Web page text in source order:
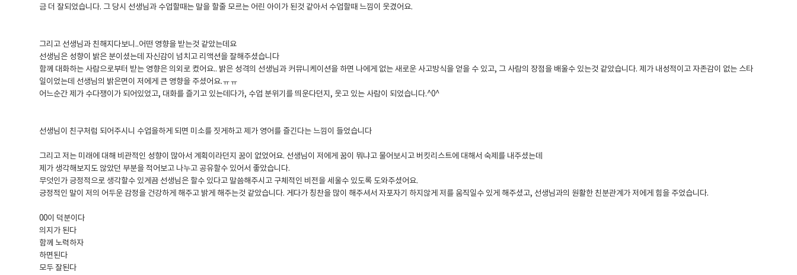
금 더 잘되었습니다. 그 당시 선생님과 수업할때는 말을 할줄 모르는 어린 아이가 된것 같아서 수업할때 느낌이 웃겼어요.
그리고 선생님과 친해지다보니..어떤 영향을 받는것 같았는데요
선생님은 성향이 밝은 분이셨는데 자신감이 넘치고 리액션을 잘해주셨습니다
함께 대화하는 사람으로부터 받는 영향은 의외로 컸어요.. 밝은 성격의 선생님과 커뮤니케이션을 하면 나에게 없는 새로운 사고방식을 얻을 수 있고, 그 사람의 장점을 배울수 있는것 같았습니다. 제가 내성적이고 자존감이 없는 스타
일이었는데 선생님의 밝은면이 저에게 큰 영향을 주셨어요.ㅠㅠ
어느순간 제가 수다쟁이가 되어있었고, 대화를 즐기고 있는데다가, 수업 분위기를 띄운다던지, 웃고 있는 사람이 되었습니다.^0^
선생님이 친구처럼 되어주시니 수업을하게 되면 미소를 짓게하고 제가 영어를 즐긴다는 느낌이 들었습니다
그리고 저는 미래에 대해 비관적인 성향이 많아서 계획이라던지 꿈이 없었어요. 선생님이 저에게 꿈이 뭐냐고 물어보시고 버킷리스트에 대해서 숙제를 내주셨는데
제가 생각해보지도 않았던 부분을 적어보고 나누고 공유할수 있어서 좋았습니다.
무엇인가 긍정적으로 생각할수 있게끔 선생님은 할수 있다고 말씀해주시고 구체적인 비전을 세울수 있도록 도와주셨어요.
긍정적인 말이 저의 어두운 감정을 건강하게 해주고 밝게 해주는것 같았습니다. 게다가 칭찬을 많이 해주셔서 자포자기 하지않게 저를 움직일수 있게 해주셨고, 선생님과의 원활한 친분관계가 저에게 힘을 주었습니다.
00이 덕분이다
의지가 된다
함께 노력하자
하면된다
모두 잘된다